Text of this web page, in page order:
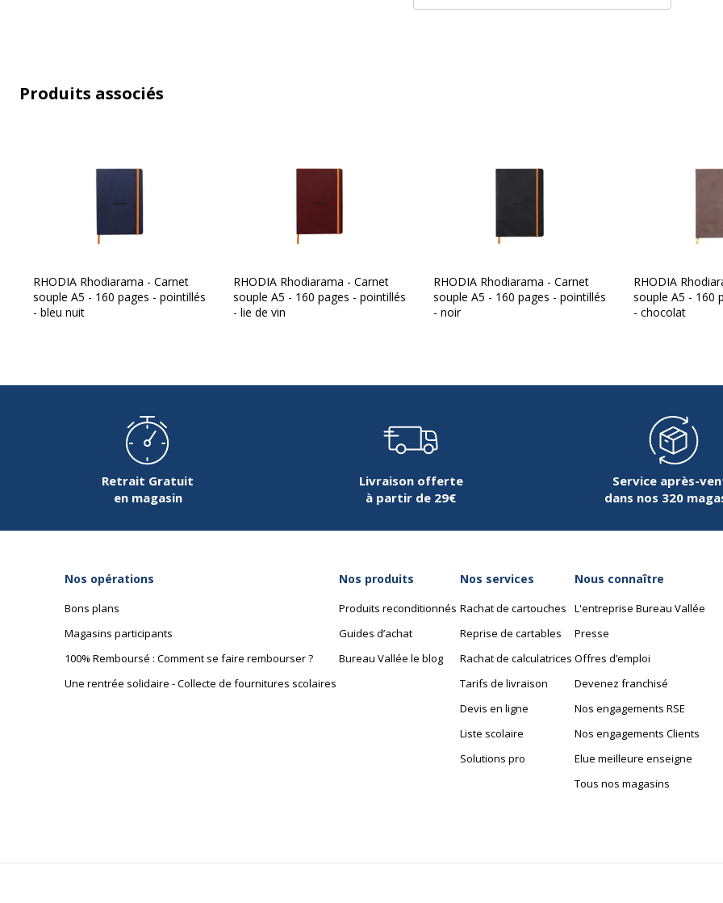
couverture
Nombre de pages
Nombre de pages ou
80 Feuille(s)
Relié Reliure latérale
Type de réglure Pointillé
Type de réglure
Type de fermeture
Caractéristiques environnementales
Certification PEFC Oui
Données
Code barre maitre
Marque
Référence produit fabricant
Produits associés
RHODIA Rhodiarama - Carnet
souple A5 - 160 pages - pointillés
- bleu nuit
RHODIA Rhodiarama - Carnet
souple A5 - 160 pages - pointillés
- lie de vin
RHODIA Rhodiarama - Carnet
souple A5 - 160 pages - pointillés
- noir
RHODIA
souple A5 - 160
- chocolat
Retrait Gratuit
en magasin
Livraison offerte
à partir de 29€
Service après-
dans nos 320
Nos opérations
Bons plans
Magasins participants
100% Remboursé : Comment se faire rembourser ?
Une rentrée solidaire - Collecte de fournitures scolaires
Nos produits
Produits reconditionnés
Guides d’achat
Bureau Vallée le blog
Nos services
Rachat de cartouches
Reprise de cartables
Rachat de calculatrices
Tarifs de livraison
Devis en ligne
Liste scolaire
Solutions pro
Nous connaître
L'entreprise Bureau Vallée
Presse
Offres d’emploi
Devenez franchisé
Nos engagements RSE
Nos engagements Clients
Elue meilleure enseigne
Tous nos magasins